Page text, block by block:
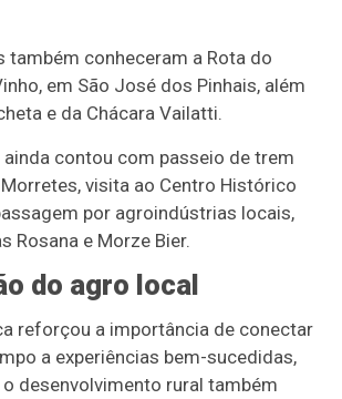
também conheceram a Rota do
em São José dos Pinhais, além
e da Chácara Vailatti.
contou com passeio de trem
visita ao Centro Histórico
por agroindústrias locais,
Rosana e Morze Bier.
do agro local
reforçou a importância de conectar
a experiências bem-sucedidas,
desenvolvimento rural também